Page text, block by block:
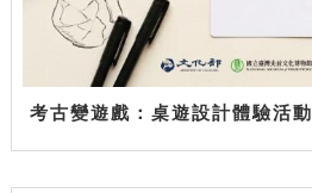
考古變遊戲：桌遊設計體驗活動